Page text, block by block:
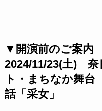
▼開演前のご案内
2024/11/23(土) 奈
ト・まちなか舞
話「采女」